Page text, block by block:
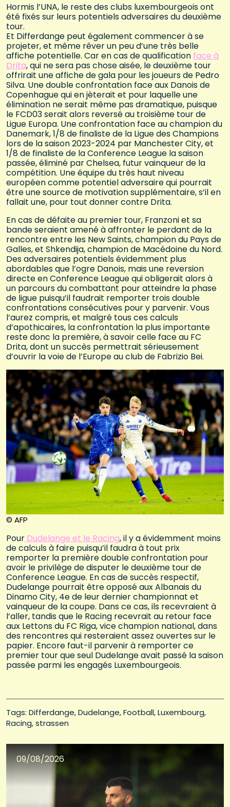
Hormis l’UNA, le reste des clubs luxembourgeois ont
été fixés sur leurs potentiels adversaires du deuxième
tour.
Et Differdange peut également commencer à se
projeter, et même rêver un peu d’une très belle
affiche potentielle. Car en cas de qualification face à
Drita, qui ne sera pas chose aisée, le deuxième tour
offrirait une affiche de gala pour les joueurs de Pedro
Silva. Une double confrontation face aux Danois de
Copenhague qui en jèterait et pour laquelle une
élimination ne serait même pas dramatique, puisque
le FCD03 serait alors reversé au troisième tour de
Ligue Europa. Une confrontation face au champion du
Danemark, 1/8 de finaliste de la Ligue des Champions
lors de la saison 2023-2024 par Manchester City, et
1/8 de finaliste de la Conference League la saison
passée, éliminé par Chelsea, futur vainqueur de la
compétition. Une équipe du très haut niveau
européen comme potentiel adversaire qui pourrait
être une source de motivation supplémentaire, s’il en
fallait une, pour tout donner contre Drita.
En cas de défaite au premier tour, Franzoni et sa
bande seraient amené à affronter le perdant de la
rencontre entre les New Saints, champion du Pays de
Galles, et Shkendija, champion de Macédoine du Nord.
Des adversaires potentiels évidemment plus
abordables que l’ogre Danois, mais une reversion
directe en Conference League qui obligerait alors à
un parcours du combattant pour atteindre la phase
de ligue puisqu’il faudrait remporter trois double
confrontations consécutives pour y parvenir. Vous
l’aurez compris, et malgré tous ces calculs
d’apothicaires, la confrontation la plus importante
reste donc la première, à savoir celle face au FC
Drita, dont un succès permettrait sérieusement
d’ouvrir la voie de l’Europe au club de Fabrizio Bei.
© AFP
Pour Dudelange et le Racing, il y a évidemment moins
de calculs à faire puisqu’il faudra à tout prix
remporter la première double confrontation pour
avoir le privilège de disputer le deuxième tour de
Conference League. En cas de succès respectif,
Dudelange pourrait être opposé aux Albanais du
Dinamo City, 4e de leur dernier championnat et
vainqueur de la coupe. Dans ce cas, ils recevraient à
l’aller, tandis que le Racing recevrait au retour face
aux Lettons du FC Riga, vice champion national, dans
des rencontres qui resteraient assez ouvertes sur le
papier. Encore faut-il parvenir à remporter ce
premier tour que seul Dudelange avait passé la saison
passée parmi les engagés Luxembourgeois.
Tags: Differdange Dudelange Football Luxembourg
Racing strassen
09/08/2026